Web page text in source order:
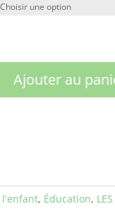
Ajouter au
l'enfant, Éducation,